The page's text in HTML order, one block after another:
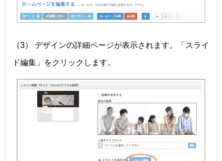
（3） デザインの詳細ページが表示されます。「スライ
ド編集」をクリックします。